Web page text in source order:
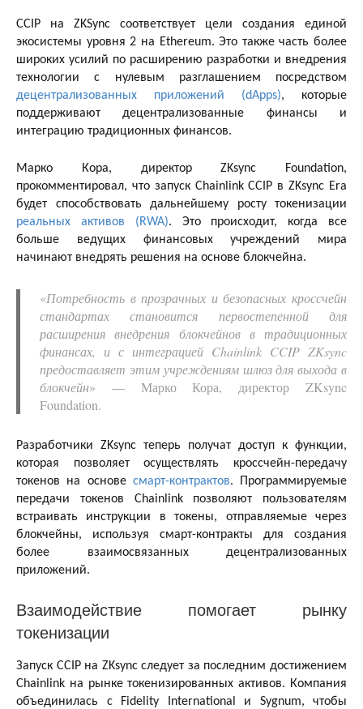
CCIP на ZKSync соответствует цели создания единой
экосистемы уровня 2 на Ethereum. Это также часть более
широких усилий по расширению разработки и внедрения
технологии с нулевым разглашением посредством
децентрализованных приложений (dApps), которые
поддерживают децентрализованные финансы и
интеграцию традиционных финансов.
Марко Кора, директор ZKsync Foundation,
прокомментировал, что запуск Chainlink CCIP в ZKsync Era
будет способствовать дальнейшему росту токенизации
реальных активов (RWA). Это происходит, когда все
больше ведущих финансовых учреждений мира
начинают внедрять решения на основе блокчейна.
«Потребность в прозрачных и безопасных кроссчейн
стандартах становится первостепенной для
расширения внедрения блокчейнов в традиционных
финансах, и с интеграцией Chainlink CCIP ZKsync
предоставляет этим учреждениям шлюз для выхода в
блокчейн» — Марко Кора, директор ZKsync
Foundation.
Разработчики ZKsync теперь получат доступ к функции,
которая позволяет осуществлять кроссчейн-передачу
токенов на основе смарт-контрактов. Программируемые
передачи токенов Chainlink позволяют пользователям
встраивать инструкции в токены, отправляемые через
блокчейны, используя смарт-контракты для создания
более взаимосвязанных децентрализованных
приложений.
Взаимодействие помогает рынку
токенизации
Запуск CCIP на ZKsync следует за последним достижением
Chainlink на рынке токенизированных активов. Компания
объединилась с Fidelity International и Sygnum, чтобы